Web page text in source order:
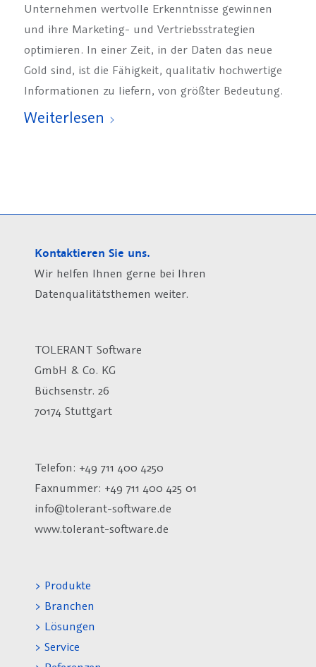
Unternehmen wertvolle Erkenntnisse gewinnen
und ihre Marketing- und Vertriebsstrategien
optimieren. In einer Zeit, in der Daten das neue
Gold sind, ist die Fähigkeit, qualitativ hochwertige
Informationen zu liefern, von größter Bedeutung.
Weiterlesen
Kontaktieren Sie uns.
Wir helfen Ihnen gerne bei Ihren
Datenqualitätsthemen weiter.
TOLERANT Software
GmbH & Co. KG
Büchsenstr. 26
70174 Stuttgart
Telefon: +49 711 400 4250
Faxnummer: +49 711 400 425 01
info@tolerant-software.de
www.tolerant-software.de
> Produkte
> Branchen
> Lösungen
> Service